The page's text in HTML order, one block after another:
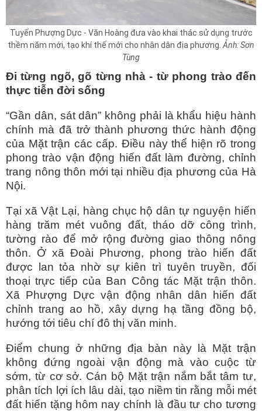
Tuyến Phượng Dực - Văn Hoàng đưa vào khai thác sử dụng trước
thềm năm mới, tạo khí thế mới cho nhân dân địa phương. Ảnh: Sơn
Tùng
Đi từng ngõ, gõ từng nhà - từ phong trào đến
thực tiễn đời sống
“Gần dân, sát dân” không phải là khẩu hiệu hành
chính mà đã trở thành phương thức hành động
của Mặt trận các cấp. Điều này thể hiện rõ trong
phong trào vận động hiến đất làm đường, chỉnh
trang nông thôn mới tại nhiều địa phương của Hà
Nội.
Tại xã Vật Lại, hàng chục hộ dân tự nguyện hiến
hàng trăm mét vuông đất, tháo dỡ công trình,
tường rào để mở rộng đường giao thông nông
thôn. Ở xã Đoài Phương, phong trào hiến đất
được lan tỏa nhờ sự kiên trì tuyên truyền, đối
thoại trực tiếp của Ban Công tác Mặt trận thôn.
Xã Phượng Dực vận động nhân dân hiến đất
chỉnh trang ao hồ, xây dựng hạ tầng đồng bộ,
hướng tới tiêu chí đô thị văn minh.
Điểm chung ở những địa bàn này là Mặt trận
không đứng ngoài vận động mà vào cuộc từ
sớm, từ cơ sở. Cán bộ Mặt trận nắm bắt tâm tư,
phân tích lợi ích lâu dài, tạo niềm tin rằng mỗi mét
đất hiến tặng hôm nay chính là đầu tư cho tương